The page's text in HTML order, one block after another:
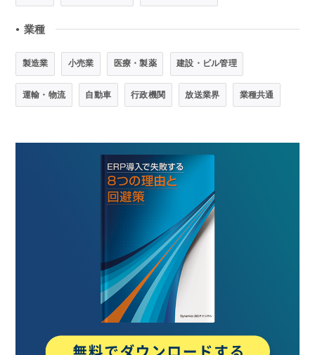
● 業種
製造業 小売業 医療・製薬 建設・ビル管理
運輸・物流 自動車 行政機関 放送業界 業種共通